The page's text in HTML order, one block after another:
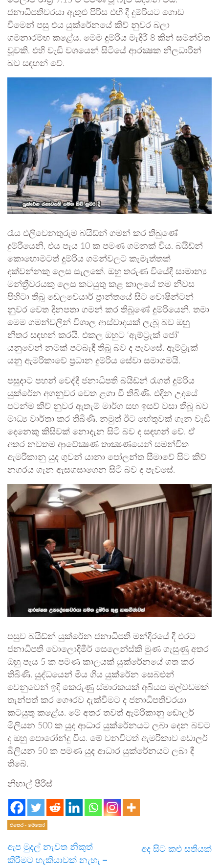
ජනාධිපතිවරයා ඇතුළු පිරිස එහි දී දුම්රියට ගොඩ
වීමෙන් පසු එය යුක්රේනයේ කිව් නුවර බලා
ගමනාරම්භ කළේය. මෙම දුම්රිය මැදිරි 8 කින් සමන්විත
වූවකි. එහි වැඩි වශයෙන් සිටියේ ආරක්‍ෂක නිලධාරීන්
බව සඳහන් වේ.
රැය එලිවෙනතුරුම බයිඩ්න් ගමන් කර තිබුණේ
දුම්රියෙනි, එය පැය 10 ක පමණ ගමනක් විය. බයිඩ්න්
කොහොමටත් දුම්රිය ගමන්වලට කැමැත්තක්
දක්වන්නකු ලෙස සැලකේ. ඔහු තරුණ වියේදී සාමාන්‍ය
මන්ත්‍රීවරයකු ලෙස කටයුතු කළ කාලයේ තම නිවස
පිහිටා තිබූ ඩෙලවෙයාර් ප්‍රාන්තයේ සිට වොෂින්ටන්
නුවර වෙත දිනපතා ගමන් කර තිබූණේ දුම්රියෙනි. තමා
මෙම ගමන්වලින් විශාල ආස්වාදයක් ලැබූ බව ඔහු
නිතර සඳහන් කරයි. එකල ඔහුට ‘ඇම්ට්‍රැක් ජෝ’
යනුවෙන් නමක් පටබැඳී තිබූ බව ද පැවසේ. ඇම්ට්‍රැක්
යනු ඇමරිකාවේ ප්‍රධාන දුම්රිය සේවා සමාගමයි.
පසුදාට පහන් වෙද්දී ජනාධිපති බයිඩ්න් රැගත් දුම්රිය
යුක්රේන අගනුවර වෙත ළගා වී තිබිණි. එදින උදයේ
පටන්ම කිව් නුවර ඇතැම් මාර්ග සහ ඉසව් වසා තිබූ බව
මාධ්‍ය වාර්තා කර තිබිණි. නමුත් ඊට හේතුවක් ගැන වැඩි
දෙනෙකු කිසිවක් නොදැන සිටි බව ද සඳහන් වේ. ඒ
අතර නවතම ආවේක්‍ෂණ තාක්‍ෂණයෙන් සමන්විත
ඇමරිකානු යුද ගුවන් යානා පෝලන්ත සීමාවේ සිට කිව්
නගරය ගැන ඇසගසාගෙන සිටි බව ද පැවසේ.
පසුව බයිඩ්න් යුක්රේන ජනාධිපති මන්දිරයේ දී එරට
ජනාධිපති වොලොදිමීර් සෙලෙන්ස්කි මුණ ගැසුණු අතර
ඔහු පැය 5 ක පමණ කාලයක් යුක්රේනයේ ගත කර
තිබිණි. යුද්ධයෙන් මිය ගිය යුක්රේන සෙබළුන්
වෙනුවෙන් ඉදි කෙරුණු ස්මාරකයක් අබියස මල්වඩමක්
තැන්පත් කර ගෞරව දැක්වීමට ද ජනාධිපතිවරයා
කටයුතු කළේය. මේ අතර තවත් ඇමරිකානු ඩොලර්
මිලියන 500 ක යුද ආධාර යුක්රේනයට ලබා දෙන බවට
ද ඔහු පොරෝන්දු විය. මේ වනවිටත් ඇමරිකාව ඩොලර්
බිලියන 50 ක පමණ යුද ආධාර යුක්රේනයට ලබා දී
තිබේ.
නිහාල් පීරිස්
එතෙර - මෙතෙර
ඇප මුදල් නැවත නිකුත්
කිරීමට හැකියාවක් නැහැ –
අද සිට කළු සතියක්